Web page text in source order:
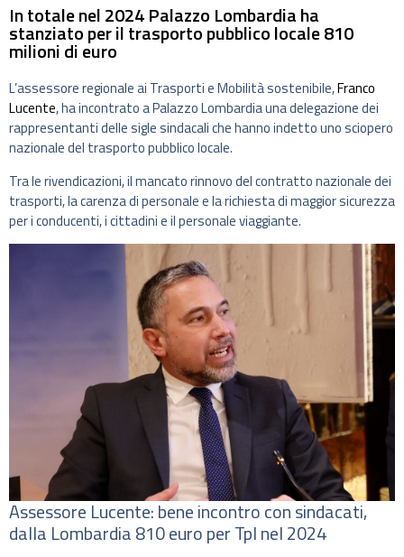
In totale nel 2024 Palazzo Lombardia ha
stanziato per il trasporto pubblico locale 810
milioni di euro
L’assessore regionale ai Trasporti e Mobilità sostenibile,Franco
Lucente, ha incontrato a Palazzo Lombardia una delegazione dei
rappresentanti delle sigle sindacali che hanno indetto uno sciopero
nazionale del trasporto pubblico locale.
Tra le rivendicazioni, il mancato rinnovo del contratto nazionale dei
trasporti, la carenza di personale e la richiesta di maggior sicurezza
per i conducenti, i cittadini e il personale viaggiante.
Assessore Lucente: bene incontro con sindacati,
dalla Lombardia 810 euro per Tpl nel 2024